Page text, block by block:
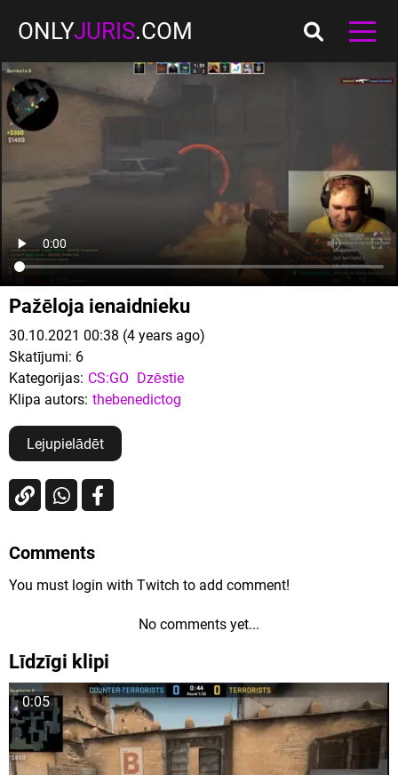
ONLYJURIS.COM
Pažēloja ienaidnieku
30.10.2021 00:38 (4 years ago)
Skatījumi: 6
Kategorijas: CS:GO Dzēstie
Klipa autors: thebenedictog
Lejupielādēt
Comments
You must login with Twitch to add comment!
No comments yet...
Līdzīgi klipi
0:05